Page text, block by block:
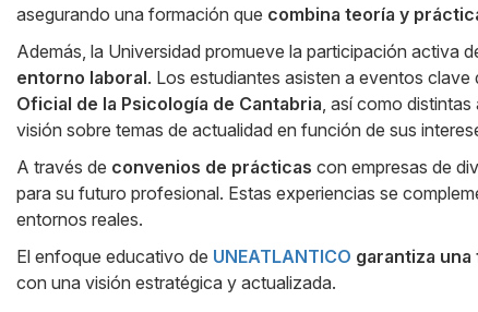
asegurando una formación que combina teoría y
Además, la Universidad promueve la participación activa
entorno laboral. Los estudiantes asisten a eventos
Oficial de la Psicología de Cantabria , así como
visión sobre temas de actualidad en función de sus
A través de convenios de prácticas con empresas de
para su futuro profesional. Estas experiencias se
entornos reales.
El enfoque educativo de UNEATLANTICO garantiza
con una visión estratégica y actualizada.